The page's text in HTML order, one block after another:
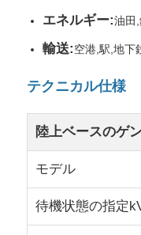
お問い合わせ
事件
無声ディーゼル
ディーゼルジェ
ガソリン発電機セ
エネルギー:油田
輸送:空港,駅,地下
テクニカル仕様
陸上ベースのゲ
モデル
待機状態の指定